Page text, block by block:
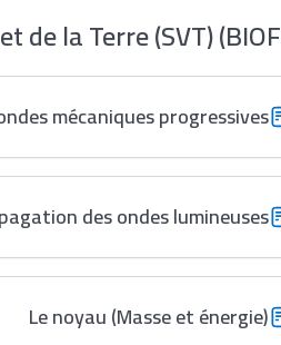
de la Terre (SVT)
mécaniques progressives
des ondes lumineuses
Le noyau (Masse et énergie)